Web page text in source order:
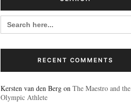
SEARCH
FOR:
RECENT COMMENTS
Kersten van den Berg on The Maestro and the
Olympic Athlete